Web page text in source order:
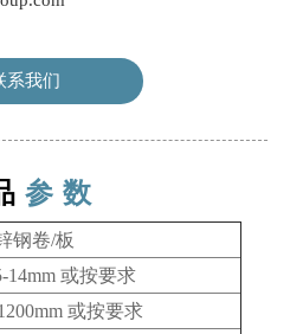
系我们
参数
钢卷/板
14mm或按要求
或按要求